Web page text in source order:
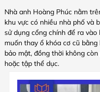
Nhà anh Hoàng Phúc nằm
khu vực có nhiều nhà phố và
sử dụng cổng chính để ra
muốn thay ổ khóa cơ cũ bằng
bảo mật, đồng thời không
hoặc tập thể dục.